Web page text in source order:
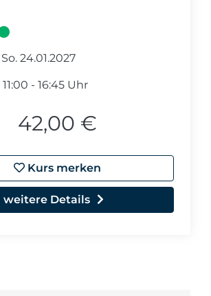
So. 24.01.2027
11:00 - 16:45 Uhr
42,00 €
Kurs merken
weitere Details